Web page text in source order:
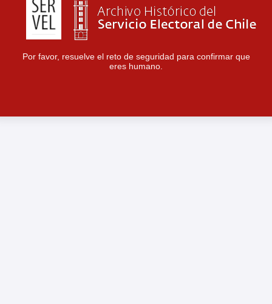
Por favor, resuelve el reto de seguridad para confirmar que
eres humano.